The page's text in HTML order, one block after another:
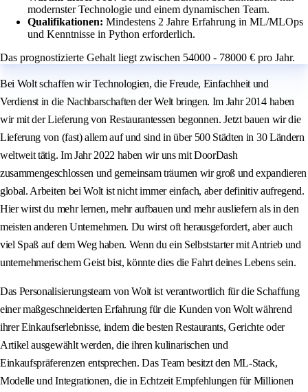
modernster Technologie und einem dynamischen Team.
Qualifikationen: Mindestens 2 Jahre Erfahrung in ML/MLOps
und Kenntnisse in Python erforderlich.
Das prognostizierte Gehalt liegt zwischen 54000 - 78000 € pro Jahr.
Bei Wolt schaffen wir Technologien, die Freude, Einfachheit und
Verdienst in die Nachbarschaften der Welt bringen. Im Jahr 2014 haben
wir mit der Lieferung von Restaurantessen begonnen. Jetzt bauen wir die
Lieferung von (fast) allem auf und sind in über 500 Städten in 30 Ländern
weltweit tätig. Im Jahr 2022 haben wir uns mit DoorDash
zusammengeschlossen und gemeinsam träumen wir groß und expandieren
global. Arbeiten bei Wolt ist nicht immer einfach, aber definitiv aufregend.
Hier wirst du mehr lernen, mehr aufbauen und mehr ausliefern als in den
meisten anderen Unternehmen. Du wirst oft herausgefordert, aber auch
viel Spaß auf dem Weg haben. Wenn du ein Selbststarter mit Antrieb und
unternehmerischem Geist bist, könnte dies die Fahrt deines Lebens sein.
Das Personalisierungsteam von Wolt ist verantwortlich für die Schaffung
einer maßgeschneiderten Erfahrung für die Kunden von Wolt während
ihrer Einkaufserlebnisse, indem die besten Restaurants, Gerichte oder
Artikel ausgewählt werden, die ihren kulinarischen und
Einkaufspräferenzen entsprechen. Das Team besitzt den ML-Stack,
Modelle und Integrationen, die in Echtzeit Empfehlungen für Millionen